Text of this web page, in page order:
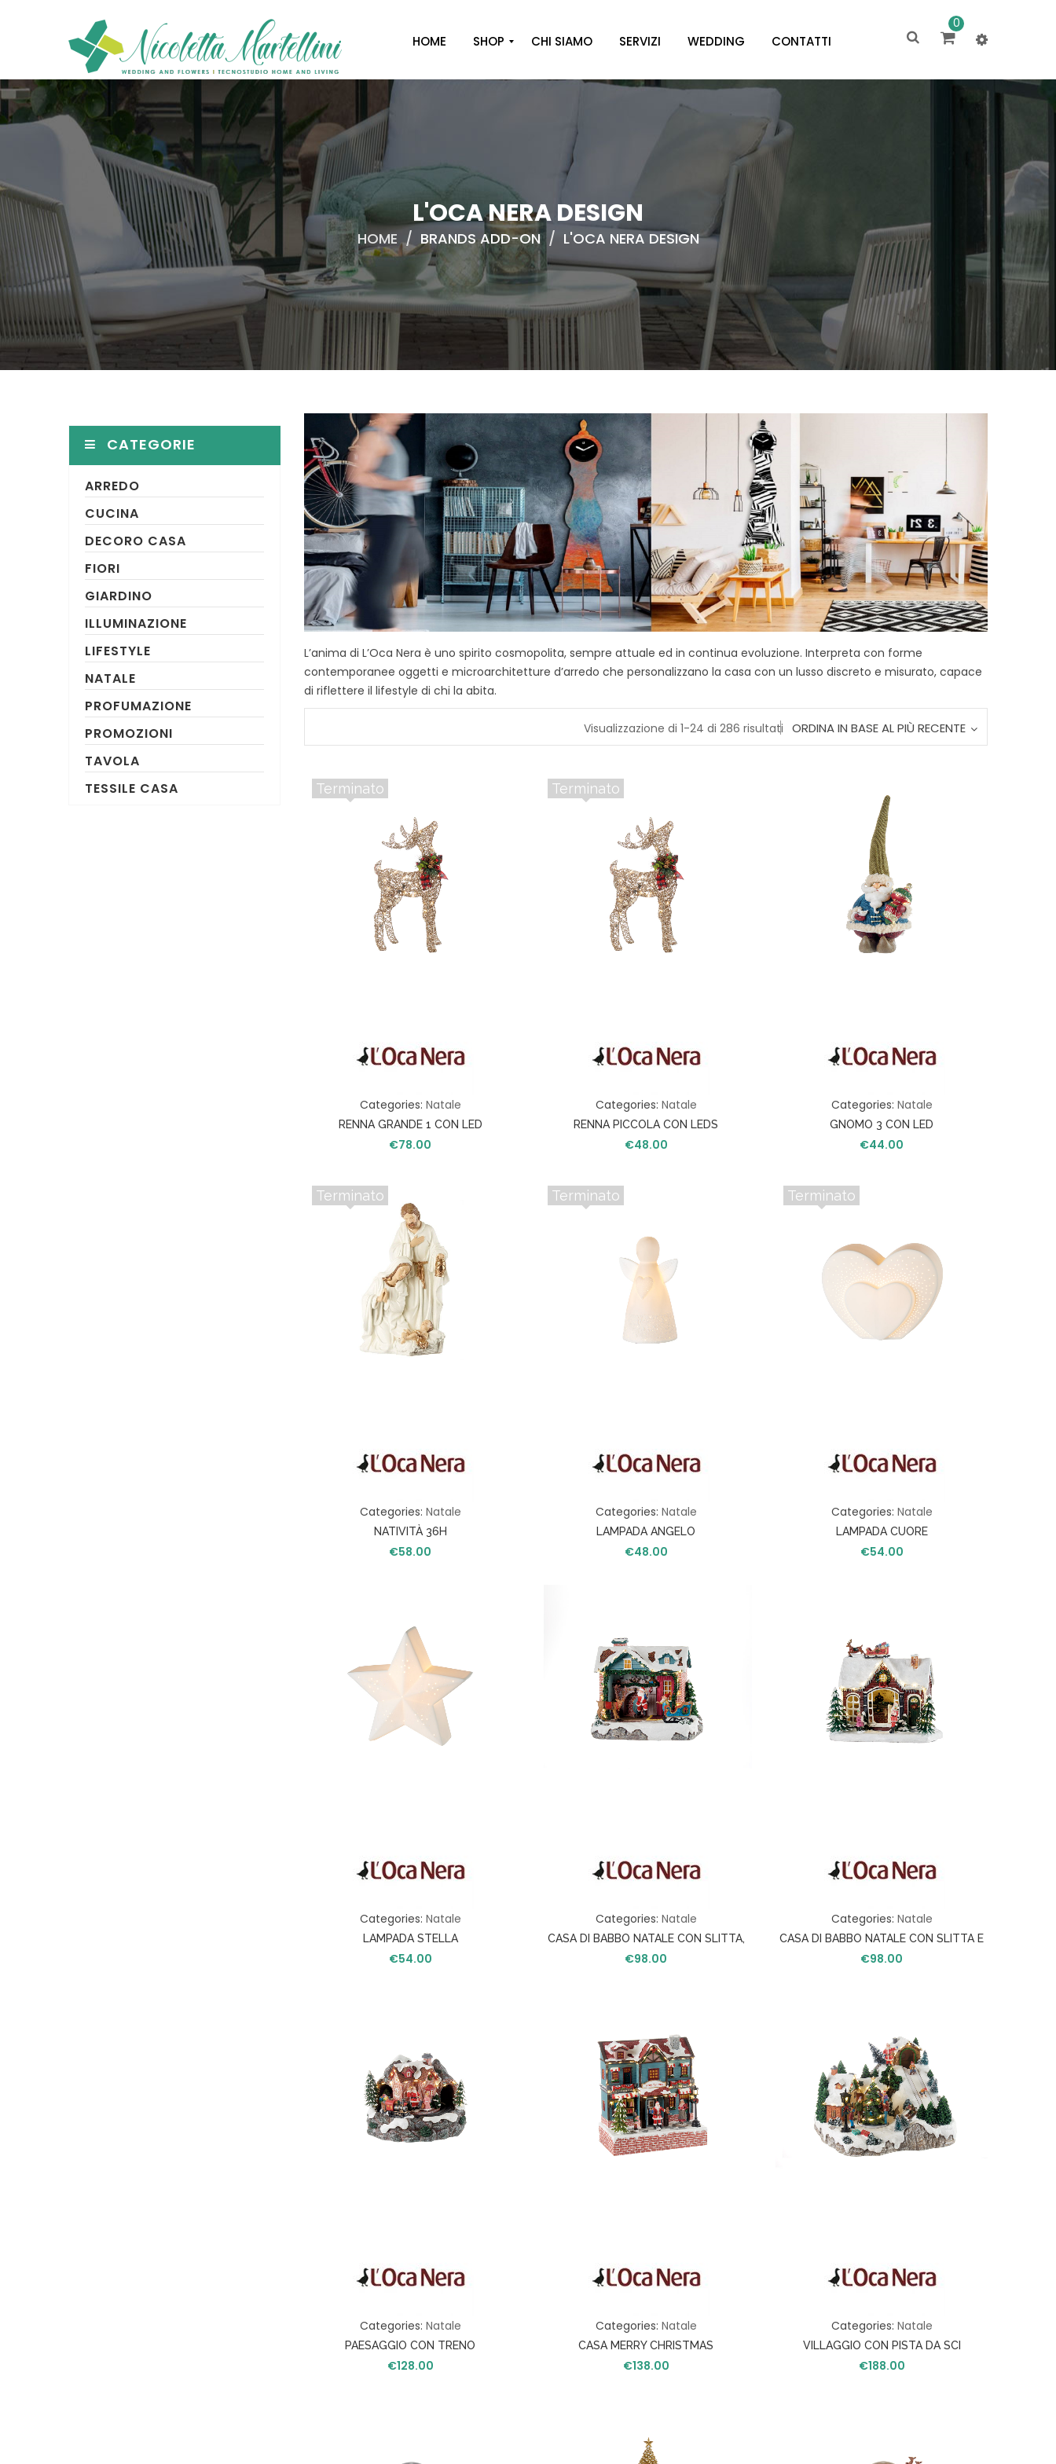
HOME SHOP
O
E
O
R
O
C
R
M
A
Z
O
N
E
E
S
S
I
L
E
C
L
A
C
U
C
N
A
M
I
Z
I
O
N
I
O
R
I
G
A
R
D
F
E
Y
L
E
L
E
CHI SIAMO SERVIZI WEDDING CONTATTI
0
L'OCA NERA DESIGN
HOME / BRANDS ADD-ON / L'OCA NERA DESIGN
CATEGORIE
ARREDO
CUCINA
DECORO CASA
FIORI
GIARDINO
ILLUMINAZIONE
LIFESTYLE
NATALE
PROFUMAZIONE
PROMOZIONI
TAVOLA
TESSILE CASA
L’anima di L’Oca Nera è uno spirito cosmopolita, sempre attuale ed in continua evoluzione. Interpreta con forme
contemporanee oggetti e microarchitetture d’arredo che personalizzano la casa con un lusso discreto e misurato, capace
di riflettere il lifestyle di chi la abita.
Visualizzazione di 1-24 di 286 risultati Ordina
ORDINA IN BASE AL PIÙ RECENTE
Terminato
Categories: Natale
RENNA GRANDE 1 CON LED
€78.00
Terminato
Categories: Natale
RENNA PICCOLA CON LEDS
€48.00
Categories: Natale
GNOMO 3 CON LED
€44.00
Terminato
Categories: Natale
NATIVITÀ 36H
€58.00
Terminato
Categories: Natale
LAMPADA ANGELO
€48.00
Terminato
Categories: Natale
LAMPADA CUORE
€54.00
Categories: Natale
LAMPADA STELLA
€54.00
Categories: Natale
CASA DI BABBO NATALE CON SLITTA,
CON LED, MOVIMENTO E MUSICA
€98.00
Categories: Natale
CASA DI BABBO NATALE CON SLITTA E
RENNE SUL TETTO CON LED
€98.00
Categories: Natale
PAESAGGIO CON TRENO
€128.00
Categories: Natale
CASA MERRY CHRISTMAS
€138.00
Categories: Natale
VILLAGGIO CON PISTA DA SCI
€188.00